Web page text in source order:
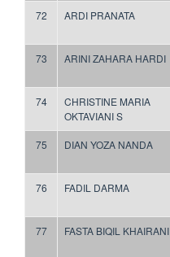
72 ARDI PRANATA
73 ARINI ZAHARA HARDI
74
CHRISTINE MARIA
OKTAVIANI S
75 DIAN YOZA NANDA
76 FADIL DARMA
77 FASTA BIQIL KHAIRANI